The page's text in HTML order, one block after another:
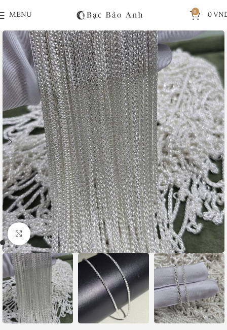
MENU
0
0
Nhấp để phóng to